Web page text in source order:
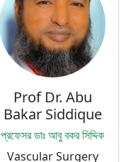
Prof Dr. Abu
Bakar Siddique
প্রফেসর ডাঃ আবু বকর সিদ্দিক
Vascular Surgery